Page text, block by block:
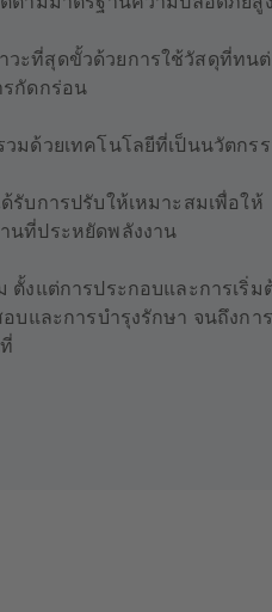
วะที่สุดขั้วด้วยการใช้วัสดุที่ทน
กัดกร่อน
มด้วยเทคโนโลยีที่เป็นนวัตกร
รับการปรับให้เหมาะสมเพื่อให้
นที่ประหยัดพลังงาน
ตั้งแต่การประกอบและการเริ่ม
บและการบำรุงรักษา จนถึงการ